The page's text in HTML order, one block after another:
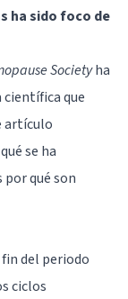
ha sido foco de
Societyha
que
artículo
se ha
qué son
del periodo
ciclos